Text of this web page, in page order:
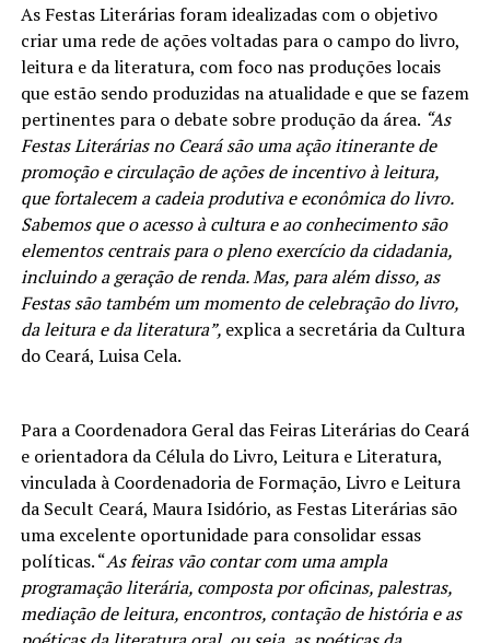
As Festas Literárias foram idealizadas com o objetivo
criar uma rede de ações voltadas para o campo do livro,
leitura e da literatura, com foco nas produções locais
que estão sendo produzidas na atualidade e que se fazem
pertinentes para o debate sobre produção da área. “As
Festas Literárias no Ceará são uma ação itinerante de
promoção e circulação de ações de incentivo à leitura,
que fortalecem a cadeia produtiva e econômica do livro.
Sabemos que o acesso à cultura e ao conhecimento são
elementos centrais para o pleno exercício da cidadania,
incluindo a geração de renda. Mas, para além disso, as
Festas são também um momento de celebração do livro,
da leitura e da literatura”, explica a secretária da Cultura
do Ceará, Luisa Cela.
Para a Coordenadora Geral das Feiras Literárias do Ceará
e orientadora da Célula do Livro, Leitura e Literatura,
vinculada à Coordenadoria de Formação, Livro e Leitura
da Secult Ceará, Maura Isidório, as Festas Literárias são
uma excelente oportunidade para consolidar essas
políticas. “As feiras vão contar com uma ampla
programação literária, composta por oficinas, palestras,
mediação de leitura, encontros, contação de história e as